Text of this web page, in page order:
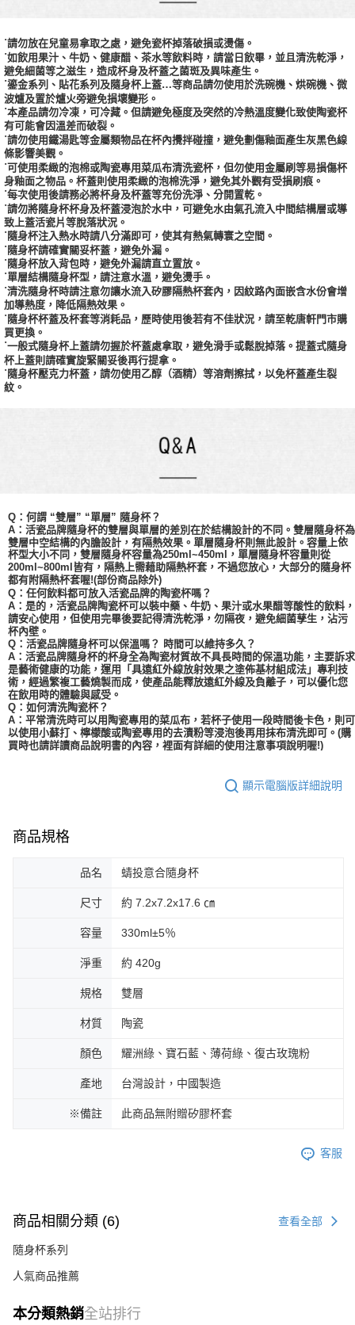
˙請勿放在兒童易拿取之處，避免瓷杯掉落破損或燙傷。
˙如飲用果汁、牛奶、健康醋、茶水等飲料時，請當日飲畢，並且清洗乾淨，
避免細菌等之滋生，造成杯身及杯蓋之菌斑及異味產生。
˙鎏金系列、貼花系列及隨身杯上蓋…等商品請勿使用於洗碗機、烘碗機、微
波爐及置於爐火旁避免損壞變形。
˙本產品請勿冷凍，可冷藏。但請避免極度及突然的冷熱溫度變化致使陶瓷杯
有可能會因溫差而破裂。
˙請勿使用鐵湯匙等金屬類物品在杯內攪拌碰撞，避免劃傷釉面產生灰黑色線
條影響美觀。
˙可使用柔緻的泡棉或陶瓷專用菜瓜布清洗瓷杯，但勿使用金屬刷等易損傷杯
身釉面之物品。杯蓋則使用柔緻的泡棉洗淨，避免其外觀有受損刷痕。
˙每次使用後請務必將杯身及杯蓋等充份洗淨、分開置乾。
˙請勿將隨身杯杯身及杯蓋浸泡於水中，可避免水由氣孔流入中間結構層或導
致上蓋活瓷片等脫落狀況。
˙隨身杯注入熱水時請八分滿即可，使其有熱氣轉寰之空間。
˙隨身杯請確實關妥杯蓋，避免外漏。
˙隨身杯放入背包時，避免外漏請直立置放。
˙單層結構隨身杯型，請注意水溫，避免燙手。
˙清洗隨身杯時請注意勿讓水流入矽膠隔熱杯套內，因紋路內面嵌含水份會增
加導熱度，降低隔熱效果。
˙隨身杯杯蓋及杯套等消耗品，歷時使用後若有不佳狀況，請至乾唐軒門市購
買更換。
˙一般式隨身杯上蓋請勿握於杯蓋處拿取，避免滑手或鬆脫掉落。提蓋式隨身
杯上蓋則請確實旋緊關妥後再行提拿。
˙隨身杯壓克力杯蓋，請勿使用乙醇（酒精）等溶劑擦拭，以免杯蓋產生裂
紋。
Q：何謂 “雙層” “單層” 隨身杯？
A：活瓷品牌隨身杯的雙層與單層的差別在於結構設計的不同。雙層隨身杯為
雙層中空結構的內膽設計，有隔熱效果。單層隨身杯則無此設計。容量上依
杯型大小不同， 雙層 隨身杯容量為250ml~450ml，單層隨身杯容量則從
200ml~800ml皆有，隔熱上需藉助隔熱杯套，不過您放心，大部分的隨身杯
都有附隔熱杯套喔!(部份商品除外)
Q：任何飲料都可放入活瓷品牌的陶瓷杯嗎？
A：是的，活瓷品牌陶瓷杯可以裝中藥、牛奶、果汁或水果醋等酸性的飲料，
請安心使用，但使用完畢後要記得清洗乾淨，勿隔夜，避免細菌孳生，沾污
杯內壁。
Q：活瓷品牌隨身杯可以保溫嗎？ 時間可以維持多久？
A：活瓷品牌隨身杯的杯身全為陶瓷材質故不具長時間的保溫功能，主要訴求
是藝術健康的功能，運用「具遠紅外線放射效果之塗佈基材組成法」專利技
術，經過繁複工藝燒製而成，使產品能釋放遠紅外線及負離子，可以優化您
在飲用時的體驗與感受。
Q：如何清洗陶瓷杯？
A：平常清洗時可以用陶瓷專用的菜瓜布，若杯子使用一段時間後卡色，則可
以使用小蘇打、檸檬酸或陶瓷專用的去漬粉等浸泡後再用抹布清洗即可。(購
買時也請詳讀商品說明書的內容，裡面有詳細的使用注意事項說明喔!)
顯示電腦版詳細說明
商品規格
品名 蜻投意合隨身杯
尺寸 約 7.2x7.2x17.6 ㎝
容量 330ml±5％
淨重 約 420g
規格 雙層
材質 陶瓷
顏色 耀洲綠、寶石藍、薄荷綠、復古玫瑰粉
產地 台灣設計，中國製造
※備註 此商品無附贈矽膠杯套
客服
商品相關分類 (6) 查看全部
隨身杯系列
人氣商品推薦
本分類熱銷全站排行